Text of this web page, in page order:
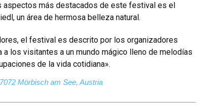
aspectos más destacados de este festival es el
un área de hermosa belleza natural.
el festival es descrito por los organizadores
los visitantes a un mundo mágico lleno de melodías
de la vida cotidiana».
Mörbisch am See, Austria